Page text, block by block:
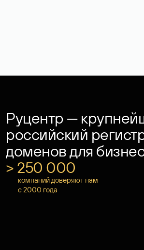
Руцентр —
российский
доменов для
> 250 000
компаний доверяют нам
с 2000 года